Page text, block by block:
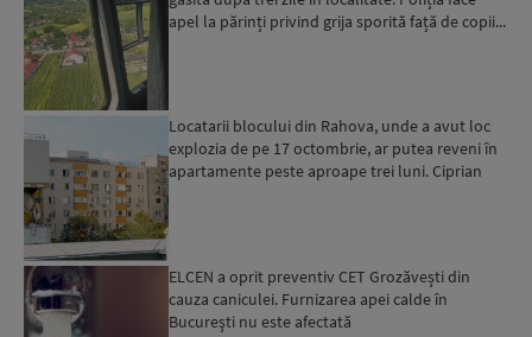
apel la părinți privind grija sporită față de copii...
Locatarii blocului din Rahova, unde a avut loc
explozia de pe 17 octombrie, ar putea reveni în
apartamente peste aproape trei luni. Ciprian
ELCEN a oprit preventiv CET Grozăvești din
cauza caniculei. Furnizarea apei calde în
Bucureşti nu este afectată